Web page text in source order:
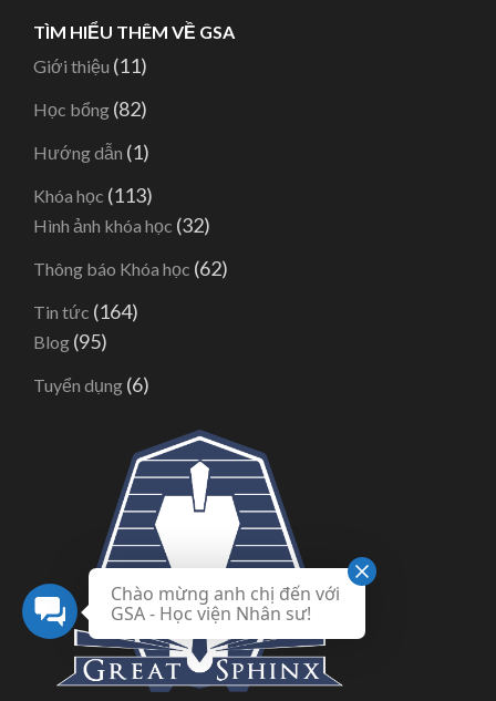
TÌM HIỂU THÊM VỀ GSA
Giới thiệu (11)
Học bổng (82)
Hướng dẫn (1)
Khóa học (113)
Hình ảnh khóa học (32)
Thông báo Khóa học (62)
Tin tức (164)
Blog (95)
Tuyển dụng (6)
Chào mừng anh chị đến với
GSA - Học viện Nhân sư!